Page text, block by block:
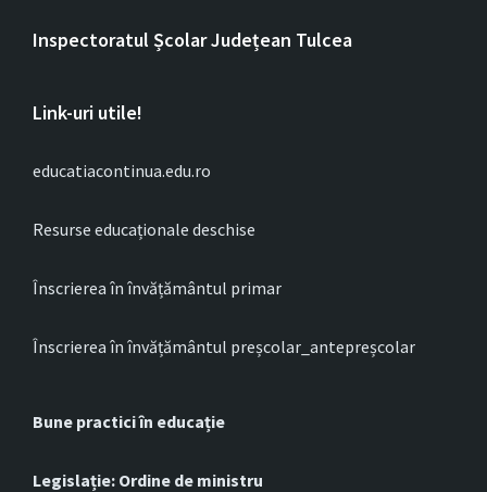
Inspectoratul Școlar Județean Tulcea
Link-uri utile!
educatiacontinua.edu.ro
Resurse educaționale deschise
Înscrierea în învățământul primar
Înscrierea în învățământul preșcolar_antepreșcolar
Bune practici în educație
Legislație: Ordine de ministru